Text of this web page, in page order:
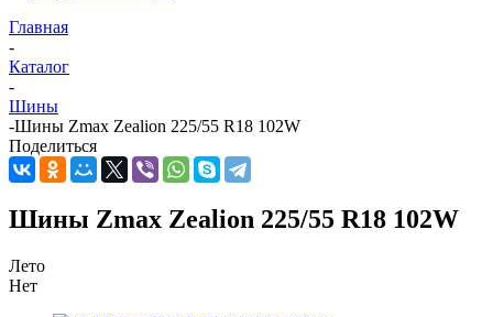
Главная
-
Каталог
-
Шины
-Шины Zmax Zealion 225/55 R18 102W
Поделиться
Шины Zmax Zealion 225/55 R18 102W
Лето
Нет